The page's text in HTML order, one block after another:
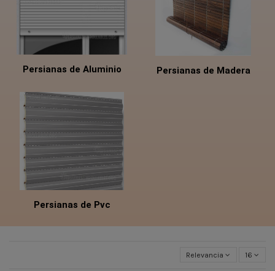
Persianas de Aluminio Persianas de Madera
Persianas de Pvc
Relevancia 16